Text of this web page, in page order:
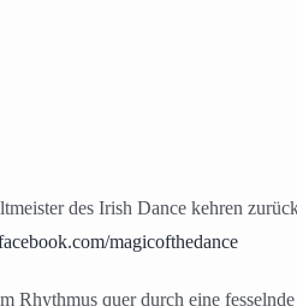
des Irish Dance kehren
magicofthedance
Rhythmus quer durch eine